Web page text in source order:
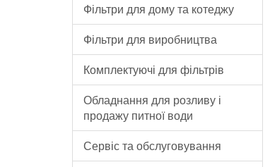
Фільтри для дому та котеджу
Фільтри для виробництва
Комплектуючі для фільтрів
Обладнання для розливу і
продажу питної води
Сервіс та обслуговування